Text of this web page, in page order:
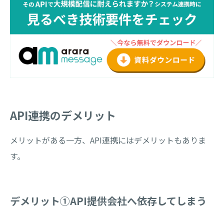
API連携のデメリット
メリットがある一方、API連携にはデメリットもありま
す。
デメリット①API提供会社へ依存してしまう